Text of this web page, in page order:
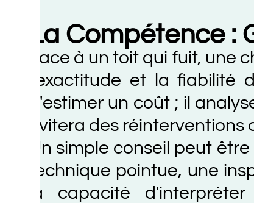
Compétence :
à un toit qui fuit, une
et la fiabilité du
un coût ; il analyse la
des réinterventions
simple conseil peut être
pointue, une
capacité d'interpréter